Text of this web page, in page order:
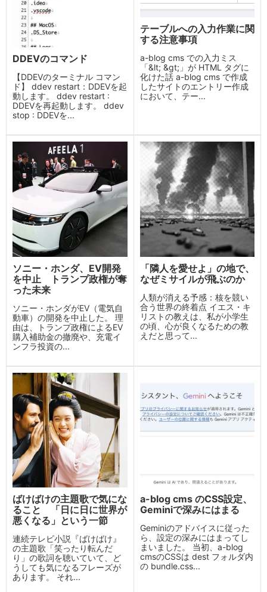
DDEVのコマンド
【DDEVのターミナル コマン
ド】 ddev restart：DDEVを起
動します。 ddev restart :
DDEVを再起動します。 ddev
stop : DDEVを...
テーブルへの入力作業に関
する注意事項
a-blog cms での入力ミス
「&lt; &gt;」が HTML タグに
化けた話 a-blog cms で作成
したサイトのエントリー作成
において、テー...
ソニー・ホンダ、EV開発
を中止 トランプ政権が奪
った未来
ソニー・ホンダがEV（電気自
動車）の開発を中止した。 理
由は、トランプ政権によるEV
購入補助金の撤廃や、充電イ
ンフラ投資の...
「隣人を愛せよ」の地で、
なぜミサイルが飛ぶのか
人類が消える予感：核を競い
合う世界の終着点 イエス・キ
リストの教えは、私が小学生
の頃、心が良くなるための教
えだと思って...
ばけばけの主題歌で気にな
ること 「日に日に世界が
悪くなる」という一節
連続テレビ小説『ばけばけ』
の主題歌「笑ったり転んだ
り」の歌詞を聴いていて、ど
うしても気になるフレーズが
あります。 それ...
a-blog cms のCSS設定、
Geminiで深みにはまる
Geminiのアドバイスに従った
ら、設定の深みにはまってし
まいました。 当初、a-blog
cmsのCSSは dest フォルダ内
の bundle.css...